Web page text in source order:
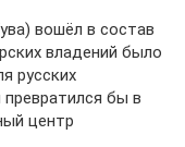
вошёл в состав
владений было
русских
бы в
центр